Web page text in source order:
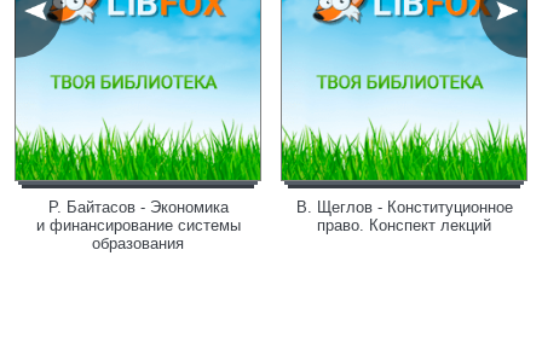
Р. Байтасов - Экономика
и финансирование системы
образования
В. Щеглов - Конституционное
право. Конспект лекций